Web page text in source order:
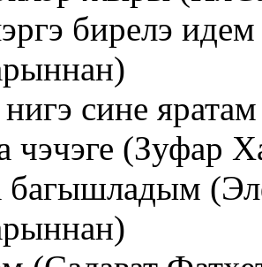
бирелэ
сине яратам
чэчэге (Зуфар
багышладым